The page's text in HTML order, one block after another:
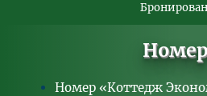
Номер «Коттедж